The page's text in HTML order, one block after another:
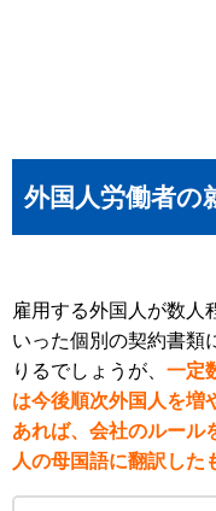
外国人労働者の
雇用する外国人が数人
いった個別の契約書類
りるでしょうが、 一定
は今後順次外国人を増
あれば、会社のルール
人の母国語に翻訳した